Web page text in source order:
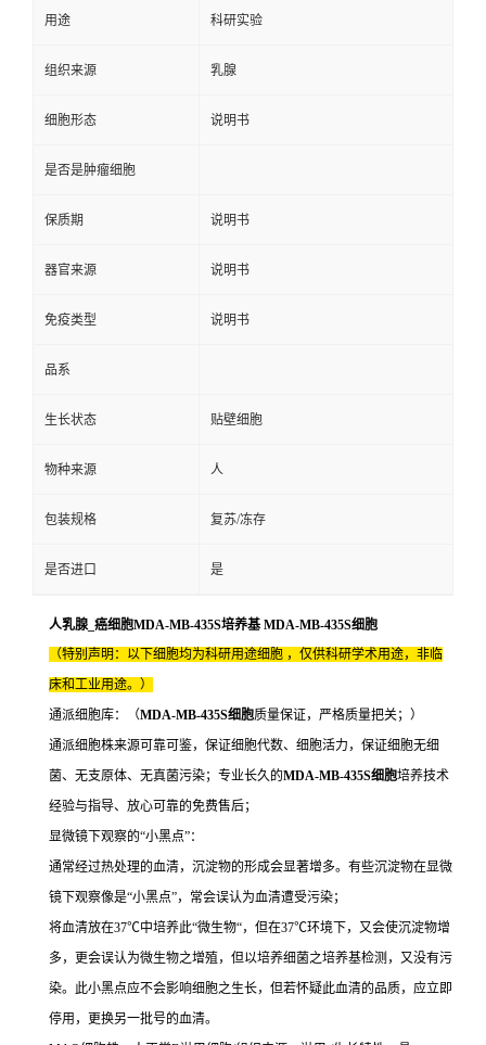
用途 科研实验
组织来源 乳腺
细胞形态 说明书
是否是肿瘤细胞
保质期 说明书
器官来源 说明书
免疫类型 说明书
品系
生长状态 贴壁细胞
物种来源 人
包装规格 复苏/冻存
是否进口 是
人乳腺_癌细胞MDA-MB-435S培养基 MDA-MB-435S细胞
（特别声明：以下细胞均为科研用途细胞 ，仅供科研学术用途，非临
床和工业用途。）
通派细胞库：（MDA-MB-435S细胞质量保证，严格质量把关；）
通派细胞株来源可靠可鉴，保证细胞代数、细胞活力，保证细胞无细
菌、无支原体、无真菌污染；专业长久的MDA-MB-435S细胞培养技术
经验与指导、放心可靠的免费售后；
显微镜下观察的“小黑点”：
通常经过热处理的血清，沉淀物的形成会显著增多。有些沉淀物在显微
镜下观察像是“小黑点”，常会误认为血清遭受污染；
将血清放在37℃中培养此“微生物“，但在37℃环境下，又会使沉淀物增
多，更会误认为微生物之增殖，但以培养细菌之培养基检测，又没有污
染。此小黑点应不会影响细胞之生长，但若怀疑此血清的品质，应立即
停用，更换另一批号的血清。